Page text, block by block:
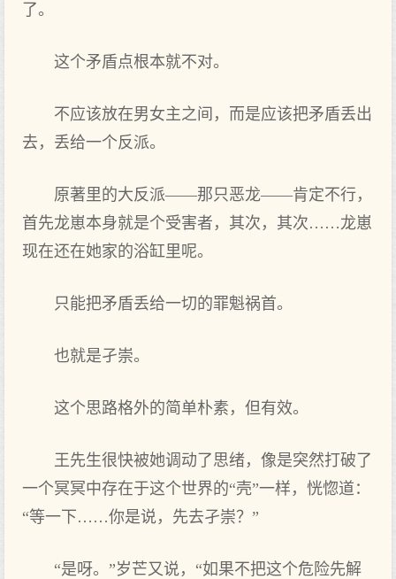
了。
这个矛盾点根本就不对。
不应该放在男女主之间，而是应该把矛盾丢出
去，丢给一个反派。
原著里的大反派——那只恶龙——肯定不行，
首先龙崽本身就是个受害者，其次，其次……龙崽
现在还在她家的浴缸里呢。
只能把矛盾丢给一切的罪魁祸首。
也就是孑崇。
这个思路格外的简单朴素，但有效。
王先生很快被她调动了思绪，像是突然打破了
一个冥冥中存在于这个世界的“壳”一样，恍惚道：
“等一下……你是说，先去孑崇？”
“是呀。”岁芒又说，“如果不把这个危险先解